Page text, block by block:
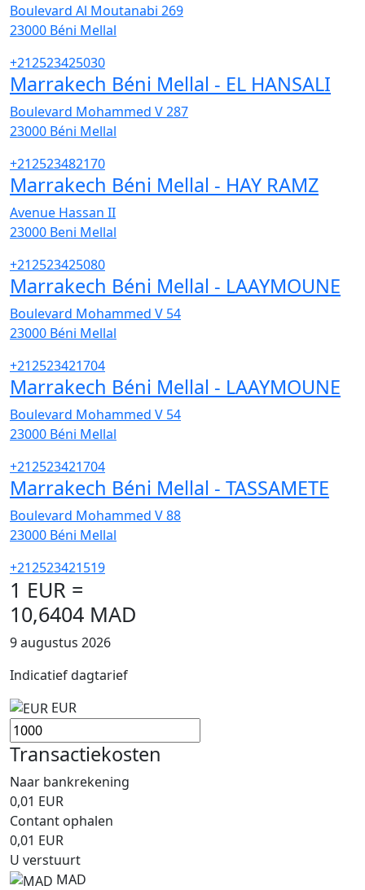
Boulevard Al Moutanabi 269
23000 Béni Mellal
+212523425030
Marrakech Béni Mellal - EL HANSALI
Boulevard Mohammed V 287
23000 Béni Mellal
+212523482170
Marrakech Béni Mellal - HAY RAMZ
Avenue Hassan II
23000 Beni Mellal
+212523425080
Marrakech Béni Mellal - LAAYMOUNE
Boulevard Mohammed V 54
23000 Béni Mellal
+212523421704
Marrakech Béni Mellal - LAAYMOUNE
Boulevard Mohammed V 54
23000 Béni Mellal
+212523421704
Marrakech Béni Mellal - TASSAMETE
Boulevard Mohammed V 88
23000 Béni Mellal
+212523421519
1 EUR =
10,6404 MAD
9 augustus 2026
Indicatief dagtarief
EUR
Transactiekosten
Naar bankrekening
0,01 EUR
Contant ophalen
0,01 EUR
U verstuurt
MAD